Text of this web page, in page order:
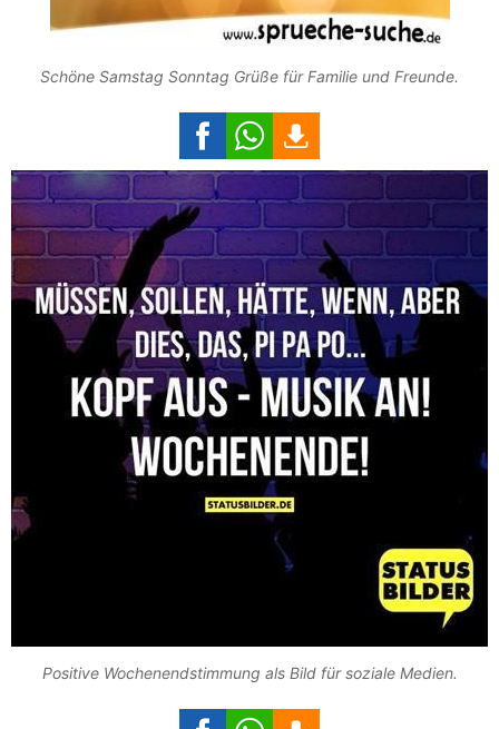
Schöne Samstag Sonntag Grüße für Familie und Freunde.
Positive Wochenendstimmung als Bild für soziale Medien.